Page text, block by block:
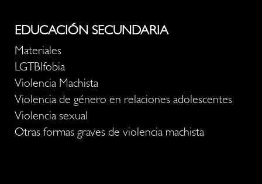
EDUCACIÓN SECUNDARIA
Materiales
LGTBIfobia
Violencia Machista
Violencia de género en relaciones adolescentes
Violencia sexual
Otras formas graves de violencia machista